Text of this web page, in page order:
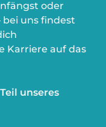
oder
uns findest
Karriere auf das
unseres